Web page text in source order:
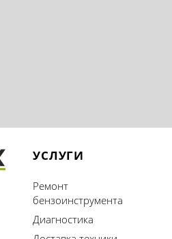
УСЛУГИ
Ремонт
бензоинструмента
Диагностика